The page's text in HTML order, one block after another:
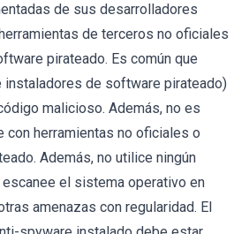
de sus desarrolladores
de terceros no oficiales
pirateado. Es común que
instaladores de software pirateado)
malicioso. Además, no es
con herramientas no oficiales o
Además, no utilice ningún
el sistema operativo en
amenazas con regularidad. El